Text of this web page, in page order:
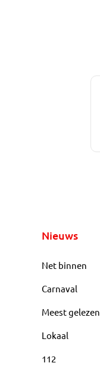
Nieuws
Net binnen
Carnaval
Meest gelezen
Lokaal
112